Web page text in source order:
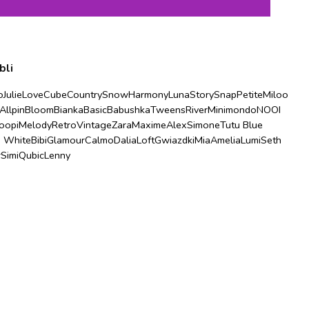
JulieLoveCubeCountrySnowHarmonyLunaStorySnapPetiteMiloo
AllpinBloomBiankaBasicBabushkaTweensRiverMinimondoNOOI
MelodyRetroVintageZaraMaximeAlexSimoneTutu Blue
WhiteBibiGlamourCalmoDaliaLoftGwiazdkiMiaAmeliaLumiSeth
SimiQubicLenny